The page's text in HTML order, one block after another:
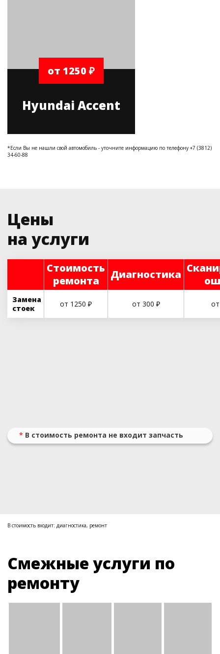
от 1250 ₽
Hyundai Accent
*Если Вы не нашли свой автомобиль - уточните информацию по телефону +7 (3812)
34-60-88
Цены
на услуги
Стоимость
ремонта
Диагностика
Замена
стоек
от 1250 ₽ от 300 ₽
* В стоимость ремонта не входит запчасть
В стоимость входит: диагностика, ремонт
Смежные услуги по
ремонту